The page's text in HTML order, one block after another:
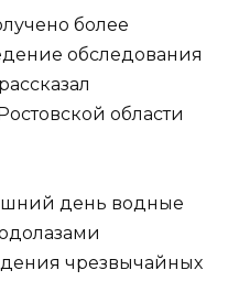
более
обследования
области
день водные
чрезвычайных